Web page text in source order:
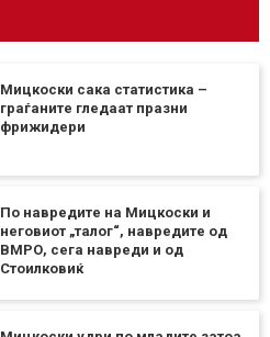
Мицкоски сака статистика –
граѓаните гледаат празни
фрижидери
По навредите на Мицкоски и
неговиот „талог“, навредите од
ВМРО, сега навреди и од
Стоилковиќ